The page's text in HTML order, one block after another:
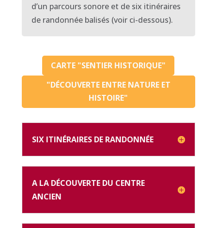
d’un parcours sonore et de six itinéraires
de randonnée balisés (voir ci-dessous).
CARTE "SENTIER HISTORIQUE"
"DÉCOUVERTE ENTRE NATURE ET
HISTOIRE"
SIX ITINÉRAIRES DE RANDONNÉE
A LA DÉCOUVERTE DU CENTRE
ANCIEN